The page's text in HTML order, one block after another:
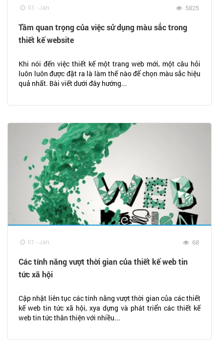
01 - Jan 5825
Tầm quan trọng của việc sử dụng màu sắc trong
thiết kế website
Khi nói đến việc thiết kế một trang web mới, một câu hỏi
luôn luôn được đặt ra là làm thế nào để chọn màu sắc hiệu
quả nhất. Bài viết dưới đây hướng...
01 - Jan 68
Các tính năng vượt thời gian của thiết kế web tin
tức xã hội
Cập nhật liên tục các tính năng vượt thời gian của các thiết
kế web tin tức xã hội, xya dựng và phát triển các thiết kế
web tin tức thân thiện với nhiều...